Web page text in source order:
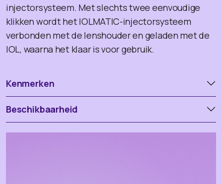
injectorsysteem. Met slechts twee eenvoudige
klikken wordt het IOLMATIC-injectorsysteem
verbonden met de lenshouder en geladen met de
IOL, waarna het klaar is voor gebruik.
Kenmerken
Beschikbaarheid